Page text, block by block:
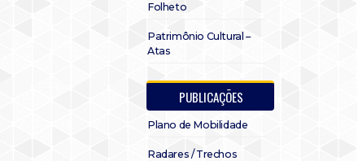
Folheto
Patrimônio Cultural –
Atas
PUBLICAÇÕES
Plano de Mobilidade
Radares / Trechos